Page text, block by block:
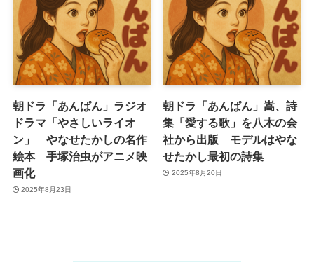
朝ドラ「あんぱん」ラジオ
ドラマ「やさしいライオ
ン」 やなせたかしの名作
絵本 手塚治虫がアニメ映
画化
2025年8月23日
朝ドラ「あんぱん」嵩、詩
集「愛する歌」を八木の会
社から出版 モデルはやな
せたかし最初の詩集
2025年8月20日